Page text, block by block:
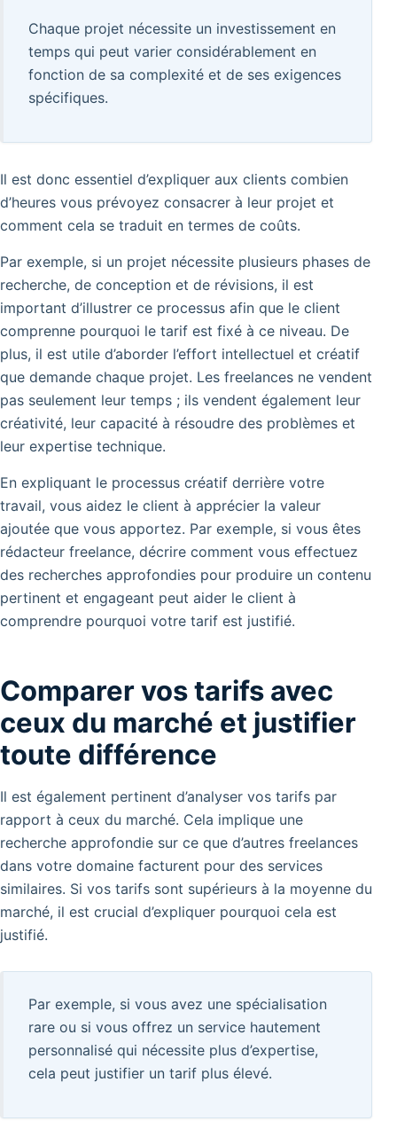
Chaque projet nécessite un investissement en
temps qui peut varier considérablement en
fonction de sa complexité et de ses exigences
spécifiques.
Il est donc essentiel d’expliquer aux clients combien
d’heures vous prévoyez consacrer à leur projet et
comment cela se traduit en termes de coûts.
Par exemple, si un projet nécessite plusieurs phases de
recherche, de conception et de révisions, il est
important d’illustrer ce processus afin que le client
comprenne pourquoi le tarif est fixé à ce niveau. De
plus, il est utile d’aborder l’effort intellectuel et créatif
que demande chaque projet. Les freelances ne vendent
pas seulement leur temps ; ils vendent également leur
créativité, leur capacité à résoudre des problèmes et
leur expertise technique.
En expliquant le processus créatif derrière votre
travail, vous aidez le client à apprécier la valeur
ajoutée que vous apportez. Par exemple, si vous êtes
rédacteur freelance, décrire comment vous effectuez
des recherches approfondies pour produire un contenu
pertinent et engageant peut aider le client à
comprendre pourquoi votre tarif est justifié.
Comparer vos tarifs avec
ceux du marché et justifier
toute différence
Il est également pertinent d’analyser vos tarifs par
rapport à ceux du marché. Cela implique une
recherche approfondie sur ce que d’autres freelances
dans votre domaine facturent pour des services
similaires. Si vos tarifs sont supérieurs à la moyenne du
marché, il est crucial d’expliquer pourquoi cela est
justifié.
Par exemple, si vous avez une spécialisation
rare ou si vous offrez un service hautement
personnalisé qui nécessite plus d’expertise,
cela peut justifier un tarif plus élevé.